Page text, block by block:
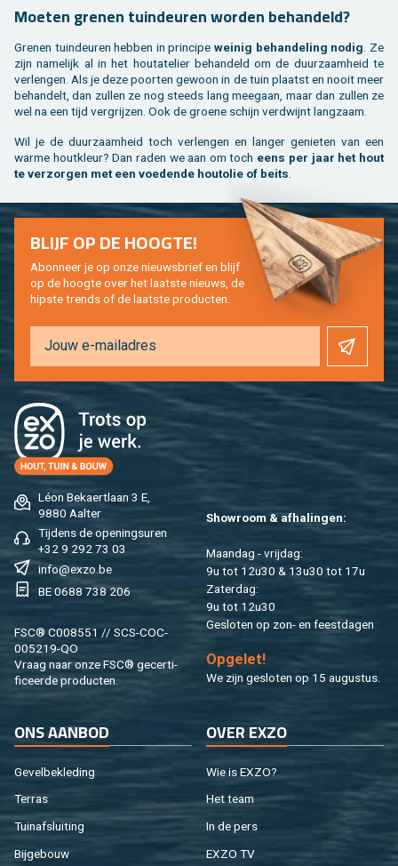
Moe­ten gre­nen tuin­deu­ren wor­den be­han­deld?
Gre­nen tuin­deu­ren heb­ben in prin­ci­pe wei­nig be­han­de­ling nodig . Ze
zijn na­me­lijk al in het houta­te­lier be­han­deld om de duur­zaam­heid te
ver­len­gen. Als je deze poor­ten ge­woon in de tuin plaatst en nooit meer
be­han­delt, dan zul­len ze nog steeds lang mee­gaan, maar dan zul­len ze
wel na een tijd ver­grij­zen. Ook de groe­ne schijn ver­dwijnt lang­zaam.
Wil je de duur­zaam­heid toch ver­len­gen en lan­ger ge­nie­ten van een
warme hout­kleur? Dan raden we aan om toch eens per jaar het hout
te ver­zor­gen met een voe­den­de hout­olie of beits
Léon Be­kaert­laan 3 E,
9880 Aal­ter
Tij­dens de ope­nings­uren
+32 9 292 73 03
info@​exzo.​be
BE 0688 738 206
FSC® C008551 // SCS-COC-
005219-QO
Vraag naar onze FSC® ge­cer­ti­
fi­ceer­de pro­duc­ten.
Show­room & af­ha­lin­gen:
Maan­dag - vrij­dag:
9u tot 12u30 & 13u30 tot 17u
Za­ter­dag:
9u tot 12u30
Ge­slo­ten op zon- en feest­da­gen
Op­ge­let!
We zijn ge­slo­ten op 15 au­gus­tus.
BLIJF OP DE HOOG­TE!
Abon­neer je op onze nieuws­brief en blijf
op de hoog­te over het laat­ste nieuws, de
hip­s­te trends of de laat­ste pro­duc­ten.
ONS AAN­BOD
Ge­vel­be­kle­ding
Ter­ras
Tuin­af­slui­ting
Bij­ge­bouw
OVER EXZO
Wie is EXZO?
Het team
In de pers
EXZO TV